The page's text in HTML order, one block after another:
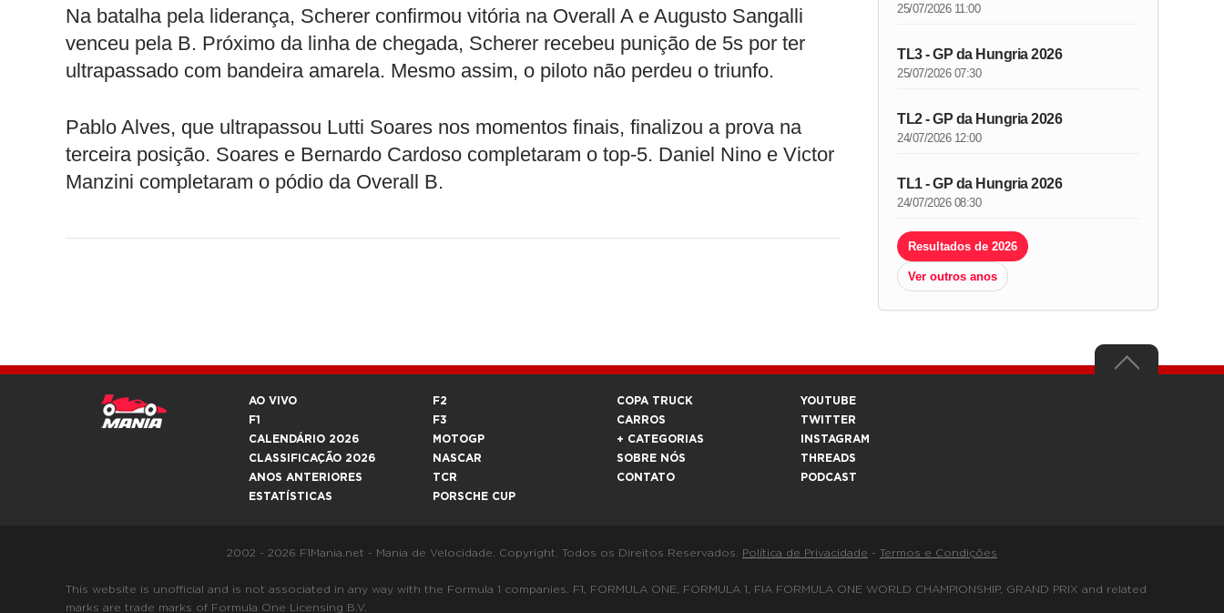
Na batalha pela liderança, Scherer confirmou vitória na Overall A e Augusto Sangalli
venceu pela B. Próximo da linha de chegada, Scherer recebeu punição de 5s por ter
ultrapassado com bandeira amarela. Mesmo assim, o piloto não perdeu o triunfo.
Pablo Alves, que ultrapassou Lutti Soares nos momentos finais, finalizou a prova na
terceira posição. Soares e Bernardo Cardoso completaram o top-5. Daniel Nino e Victor
Manzini completaram o pódio da Overall B.
25/07/2026 11:00
TL3 - GP da Hungria 2026
25/07/2026 07:30
TL2 - GP da Hungria 2026
24/07/2026 12:00
TL1 - GP da Hungria 2026
24/07/2026 08:30
Resultados de 2026
Ver outros anos
AO VIVO
F1
CALENDÁRIO 2026
CLASSIFICAÇÃO 2026
ANOS ANTERIORES
ESTATÍSTICAS
F2
F3
MOTOGP
NASCAR
TCR
PORSCHE CUP
COPA TRUCK
CARROS
+ CATEGORIAS
SOBRE NÓS
CONTATO
YOUTUBE
TWITTER
INSTAGRAM
THREADS
PODCAST
2002 - 2026 F1Mania.net - Mania de Velocidade. Copyright. Todos os Direitos Reservados. Política de Privacidade - Termos e Condições
This website is unofficial and is not associated in any way with the Formula 1 companies. F1, FORMULA ONE, FORMULA 1, FIA FORMULA ONE WORLD CHAMPIONSHIP, GRAND PRIX and related
marks are trade marks of Formula One Licensing B.V.